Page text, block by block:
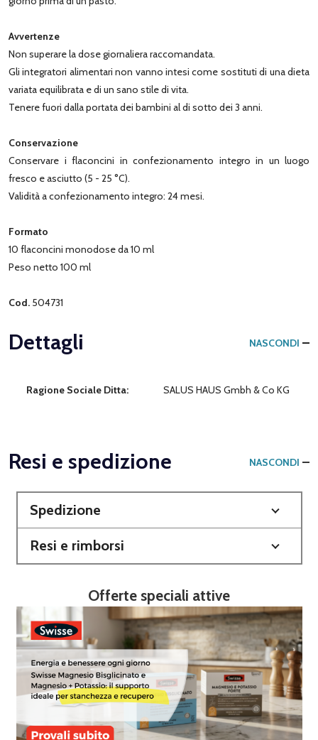
Avvertenze
Non superare la dose giornaliera raccomandata.
Gli integratori alimentari non vanno intesi come sostituti di una dieta
variata equilibrata e di un sano stile di vita.
Tenere fuori dalla portata dei bambini al di sotto dei 3 anni.
Conservazione
Conservare i flaconcini in confezionamento integro in un luogo
fresco e asciutto (5 - 25 °C).
Validità a confezionamento integro: 24 mesi.
Formato
10 flaconcini monodose da 10 ml
Peso netto 100 ml
Cod. 504731
Dettagli NASCONDI
Ragione Sociale Ditta: SALUS HAUS Gmbh & Co KG
Resi e spedizione NASCONDI
Spedizione
Resi e rimborsi
Offerte speciali attive